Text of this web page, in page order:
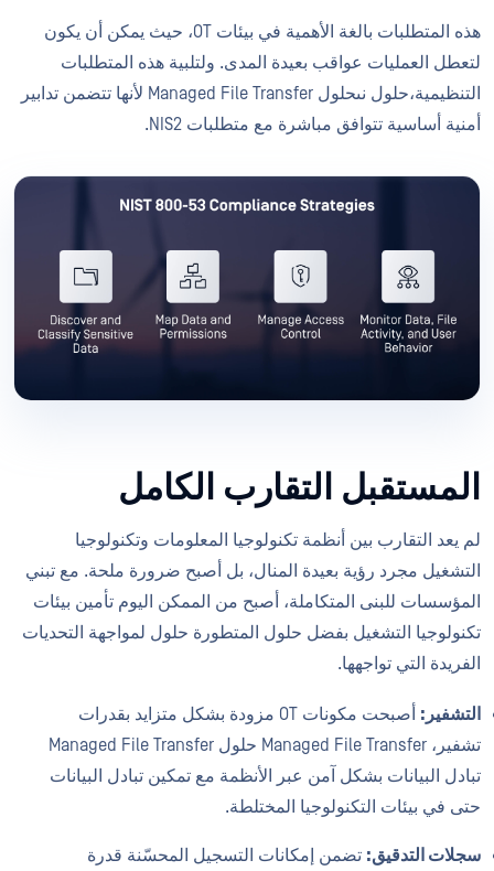
هذه المتطلبات بالغة الأهمية في بيئات OT، حيث يمكن أن يكون
لتعطل العمليات عواقب بعيدة المدى. ولتلبية هذه المتطلبات
التنظيمية،حلول نىحلول Managed File Transfer لأنها تتضمن تدابير
أمنية أساسية تتوافق مباشرة مع متطلبات NIS2.
المستقبل التقارب الكامل
لم يعد التقارب بين أنظمة تكنولوجيا المعلومات وتكنولوجيا
التشغيل مجرد رؤية بعيدة المنال، بل أصبح ضرورة ملحة. مع تبني
المؤسسات للبنى المتكاملة، أصبح من الممكن اليوم تأمين بيئات
تكنولوجيا التشغيل بفضل حلول المتطورة حلول لمواجهة التحديات
الفريدة التي تواجهها.
التشفير:
أصبحت مكونات OT مزودة بشكل متزايد بقدرات
تشفير، Managed File Transfer حلول Managed File Transfer
تبادل البيانات بشكل آمن عبر الأنظمة مع تمكين تبادل البيانات
حتى في بيئات التكنولوجيا المختلطة.
سجلات التدقيق: تضمن إمكانات التسجيل المحسّنة قدرة